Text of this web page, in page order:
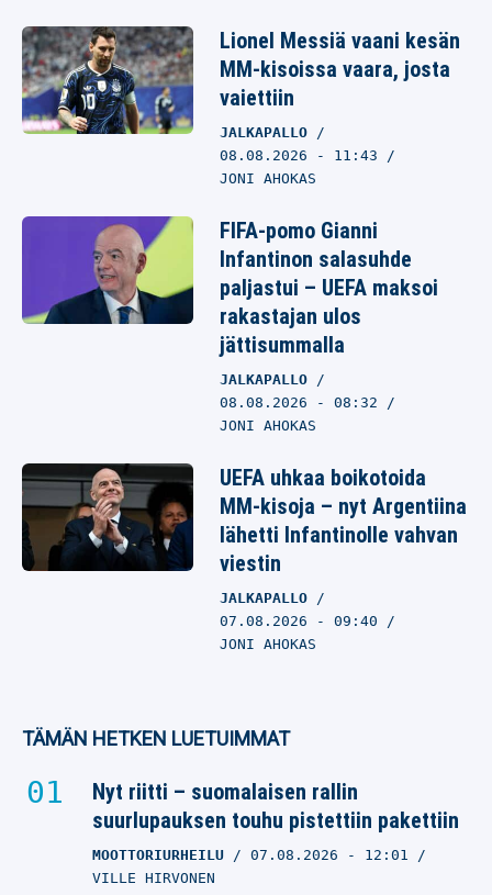
Lionel Messiä vaani kesän
MM-kisoissa vaara, josta
vaiettiin
JALKAPALLO
08.08.2026 - 11:43
JONI AHOKAS
FIFA-pomo Gianni
Infantinon salasuhde
paljastui – UEFA maksoi
rakastajan ulos
jättisummalla
JALKAPALLO
08.08.2026 - 08:32
JONI AHOKAS
UEFA uhkaa boikotoida
MM-kisoja – nyt Argentiina
lähetti Infantinolle vahvan
viestin
JALKAPALLO
07.08.2026 - 09:40
JONI AHOKAS
TÄMÄN HETKEN LUETUIMMAT
Nyt riitti – suomalaisen rallin
suurlupauksen touhu pistettiin pakettiin
MOOTTORIURHEILU 07.08.2026 - 12:01
VILLE HIRVONEN